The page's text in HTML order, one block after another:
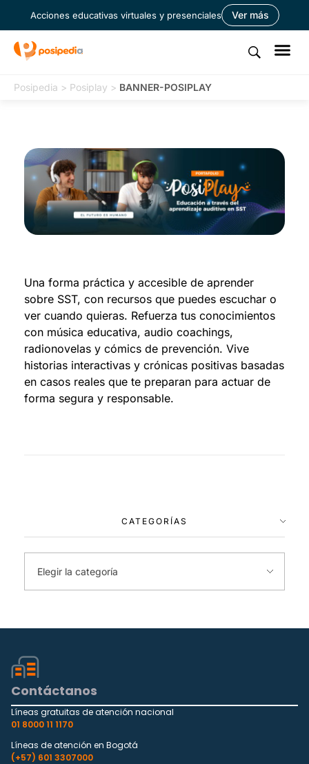
Acciones educativas virtuales y presenciales Ver más
Posipedia > Posiplay > BANNER-POSIPLAY
Una forma práctica y accesible de aprender
sobre SST, con recursos que puedes escuchar o
ver cuando quieras. Refuerza tus conocimientos
con música educativa, audio coachings,
radionovelas y cómics de prevención. Vive
historias interactivas y crónicas positivas basadas
en casos reales que te preparan para actuar de
forma segura y responsable.
CATEGORÍAS
Contáctanos
Líneas gratuitas de atención nacional
01 8000 11 1170
Líneas de atención en Bogotá
(+57) 601 3307000